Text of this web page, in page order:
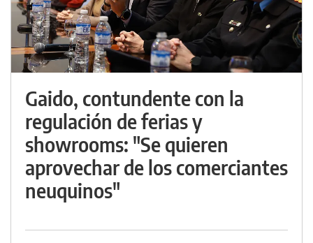
Gaido, contundente con la
regulación de ferias y
showrooms: "Se quieren
aprovechar de los comerciantes
neuquinos"